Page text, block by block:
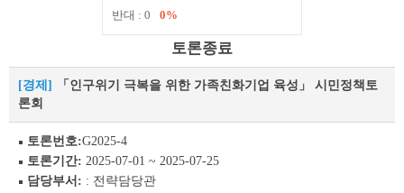
반대 : 0 0%
토론종료
[경제]
「인구위기 극복을 위한 가족친화기업 육성」 시민정책토
론회
토론번호:G2025-4
토론기간: 2025-07-01 ~ 2025-07-25
담당부서: : 전략담당관